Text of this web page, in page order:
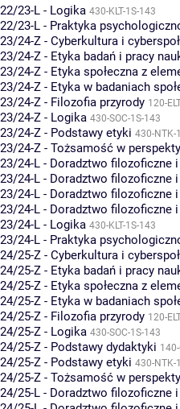
22/23-L - Logika 430-KLT-1S-143
22/23-L - Praktyka
23/24-Z - Cyberkultura i
23/24-Z - Etyka badań i pracy
23/24-Z - Etyka społeczna z
23/24-Z - Etyka w badaniach
23/24-Z - Filozofia przyrody 120-
23/24-Z - Logika 430-SOC-1S-143
23/24-Z - Podstawy etyki 430-NTK-
23/24-Z - Tożsamość w
23/24-L - Doradztwo filozoficzne
23/24-L - Doradztwo filozoficzne
23/24-L - Doradztwo filozoficzne
23/24-L - Doradztwo filozoficzne
23/24-L - Logika 430-KLT-1S-143
23/24-L - Praktyka
24/25-Z - Cyberkultura i
24/25-Z - Etyka badań i pracy
24/25-Z - Etyka społeczna z
24/25-Z - Etyka w badaniach
24/25-Z - Filozofia przyrody 120-
24/25-Z - Logika 430-SOC-1S-143
24/25-Z - Podstawy dydaktyki
24/25-Z - Podstawy etyki 430-NTK-
24/25-Z - Tożsamość w
24/25-L - Doradztwo filozoficzne